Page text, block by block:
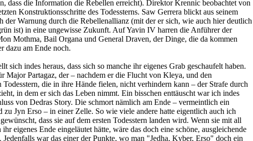
dass die Information die Rebellen erreicht). Direktor Krennic beobachtet von
Konstruktionsschritte des Todessterns. Saw Gerrera blickt aus seinem
der Warnung durch die Rebellenallianz (mit der er sich, wie auch hier deutlich
ist) in eine ungewisse Zukunft. Auf Yavin IV harren die Anführer der
Mothma, Bail Organa und General Draven, der Dinge, die da kommen
am Ende noch.
sich indes heraus, dass sich so manche ihr eigenes Grab geschaufelt haben.
Major Partagaz, der – nachdem er die Flucht von Kleya, und den
Todesstern, die in ihre Hände fielen, nicht verhindern kann – der Strafe durch
in dem er sich das Leben nimmt. Ein bisschen enttäuscht war ich indes
von Dedras Story. Die schmort nämlich am Ende – vermeintlich ein
zu Jyn Erso – in einer Zelle. So wie viele andere hatte eigentlich auch ich
dass sie auf dem ersten Todesstern landen wird. Wenn sie mit all
eigenes Ende eingeläutet hätte, wäre das doch eine schöne, ausgleichende
Jedenfalls war das einer der Punkte, wo man "Jedha, Kyber, Erso" doch ein